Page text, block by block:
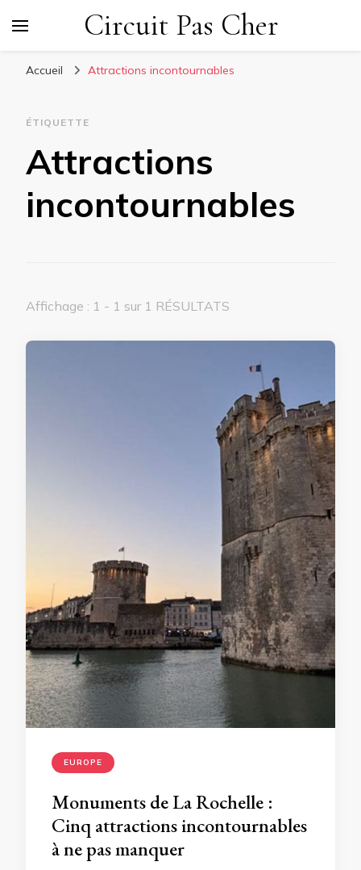
Circuit Pas Cher
Accueil Attractions incontournables
ÉTIQUETTE
Attractions
incontournables
Affichage : 1 - 1 sur 1 RÉSULTATS
EUROPE
Monuments de La Rochelle :
Cinq attractions incontournables
à ne pas manquer